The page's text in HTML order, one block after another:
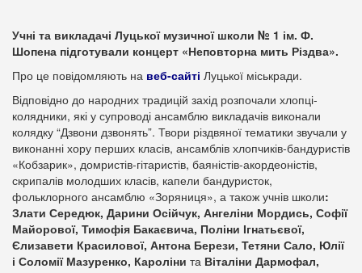
Учні та викладачі Луцької музичної школи № 1 ім. Ф.
Шопена підготували концерт «Неповторна мить Різдва».
Про це повідомляють на веб-сайті Луцької міськради.
Відповідно до народних традицій захід розпочали хлопці-
колядники, які у супроводі ансамблю викладачів виконали
колядку “Дзвони дзвонять”. Твори різдвяної тематики звучали у
виконанні хору перших класів, ансамблів хлопчиків-бандуристів
«Кобзарик», домристів-гітаристів, баяністів-акордеоністів,
скрипалів молодших класів, капели бандуристок,
фольклорного ансамблю «Зоряниця», а також учнів школи:
Злати Середюк, Дарини Осійчук, Ангеліни Мордись, Софії
Майорової, Тимофія Бакаєвича, Поліни Ігнатьєвої,
Єлизавети Красилової, Антона Берези, Тетяни Сало, Юлії
і Соломії Мазуренко, Кароліни та Віталіни Дармофал,